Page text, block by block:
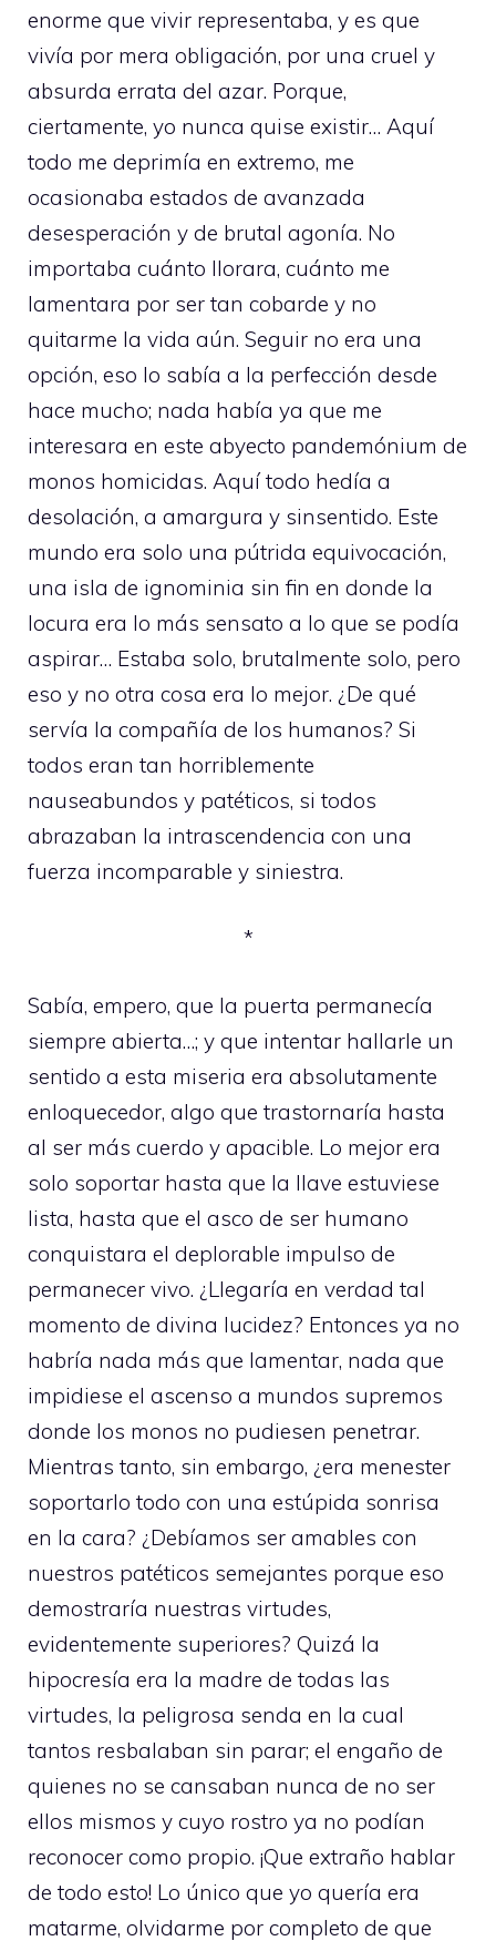
enorme que vivir representaba, y es que
vivía por mera obligación, por una cruel y
absurda errata del azar. Porque,
ciertamente, yo nunca quise existir… Aquí
todo me deprimía en extremo, me
ocasionaba estados de avanzada
desesperación y de brutal agonía. No
importaba cuánto llorara, cuánto me
lamentara por ser tan cobarde y no
quitarme la vida aún. Seguir no era una
opción, eso lo sabía a la perfección desde
hace mucho; nada había ya que me
interesara en este abyecto pandemónium de
monos homicidas. Aquí todo hedía a
desolación, a amargura y sinsentido. Este
mundo era solo una pútrida equivocación,
una isla de ignominia sin fin en donde la
locura era lo más sensato a lo que se podía
aspirar… Estaba solo, brutalmente solo, pero
eso y no otra cosa era lo mejor. ¿De qué
servía la compañía de los humanos? Si
todos eran tan horriblemente
nauseabundos y patéticos, si todos
abrazaban la intrascendencia con una
fuerza incomparable y siniestra.
*
Sabía, empero, que la puerta permanecía
siempre abierta…; y que intentar hallarle un
sentido a esta miseria era absolutamente
enloquecedor, algo que trastornaría hasta
al ser más cuerdo y apacible. Lo mejor era
solo soportar hasta que la llave estuviese
lista, hasta que el asco de ser humano
conquistara el deplorable impulso de
permanecer vivo. ¿Llegaría en verdad tal
momento de divina lucidez? Entonces ya no
habría nada más que lamentar, nada que
impidiese el ascenso a mundos supremos
donde los monos no pudiesen penetrar.
Mientras tanto, sin embargo, ¿era menester
soportarlo todo con una estúpida sonrisa
en la cara? ¿Debíamos ser amables con
nuestros patéticos semejantes porque eso
demostraría nuestras virtudes,
evidentemente superiores? Quizá la
hipocresía era la madre de todas las
virtudes, la peligrosa senda en la cual
tantos resbalaban sin parar; el engaño de
quienes no se cansaban nunca de no ser
ellos mismos y cuyo rostro ya no podían
reconocer como propio. ¡Que extraño hablar
de todo esto! Lo único que yo quería era
matarme, olvidarme por completo de que